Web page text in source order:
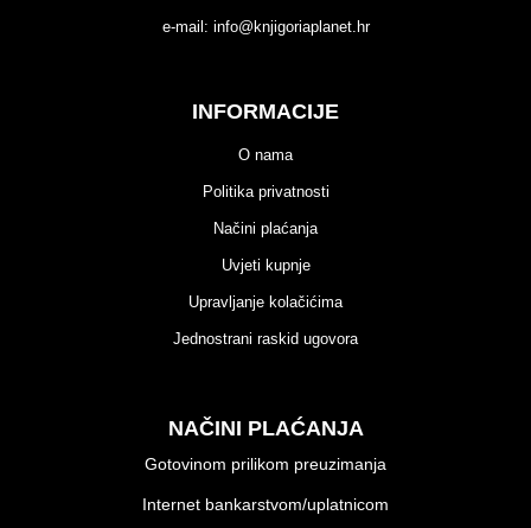
e-mail: info@knjigoriaplanet.hr
INFORMACIJE
O nama
Politika privatnosti
Načini plaćanja
Uvjeti kupnje
Upravljanje kolačićima
Jednostrani raskid ugovora
NAČINI PLAĆANJA
Gotovinom prilikom preuzimanja
Internet bankarstvom/uplatnicom